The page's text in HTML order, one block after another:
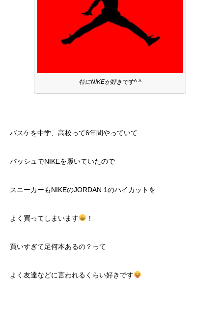
特にNIKEが好きです^ ^
バスケを中学、高校って6年間やっていて
バッシュでNIKEを履いていたので
スニーカーもNIKEのJORDAN 1のハイカットを
よく買ってしまいます ！
買いすぎて足何本あるの？って
よく友達などに言われるくらい好きです